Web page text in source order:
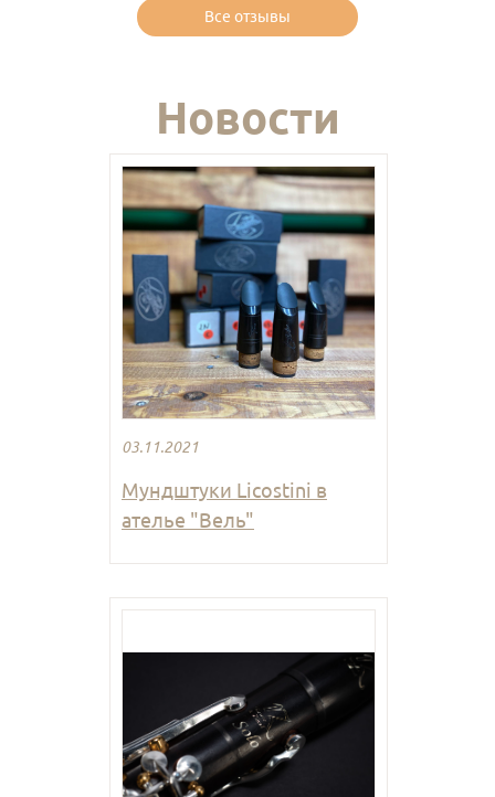
Все отзывы
Новости
03.11.2021
Мундштуки Licostini в
ателье "Вель"